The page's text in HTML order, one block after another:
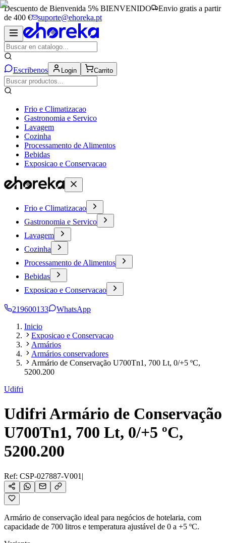
Descuento de Bienvenida 5% BIENVENIDO
Envio gratis a partir
de 400 €
suporte@ehoreka.pt
Escribenos Login Carrito
Frio e Climatizacao
Gastronomia e Servico
Lavagem
Cozinha
Processamento de Alimentos
Bebidas
Exposicao e Conservacao
Frio e Climatizacao
Gastronomia e Servico
Lavagem
Cozinha
Processamento de Alimentos
Bebidas
Exposicao e Conservacao
219600133
WhatsApp
Inicio
Exposicao e Conservacao
Armários
Armários conservadores
Armário de Conservação U700Tn1, 700 Lt, 0/+5 ºC,
5200.200
Udifri
Udifri Armário de Conservação
U700Tn1, 700 Lt, 0/+5 ºC,
5200.200
Ref: CSP-027887-V001 |
Armário de conservação ideal para negócios de hotelaria, com
capacidade de 700 litros e temperatura ajustável de 0 a +5 ºC.